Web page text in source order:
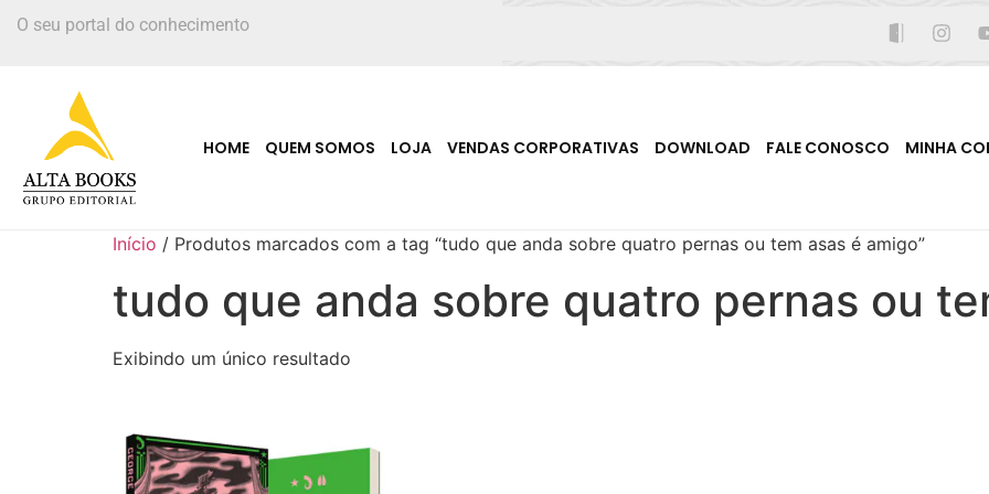
O seu portal do conhecimento
HOME QUEM SOMOS LOJA VENDAS CORPORATIVAS DOWNLOAD FALE CONOSCO MINHA
Início / Produtos marcados com a tag “tudo que anda sobre quatro pernas ou tem asas é amigo”
tudo que anda sobre quatro pernas ou
Exibindo um único resultado